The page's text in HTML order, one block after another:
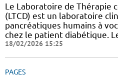
Le Laboratoire de Thérapie
(LTCD) est un laboratoire
pancréatiques humains à
chez le patient diabétique.
18/02/2026 15:25
PAGES